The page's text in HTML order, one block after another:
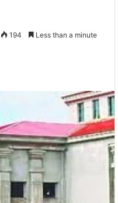
194 Less than a minute